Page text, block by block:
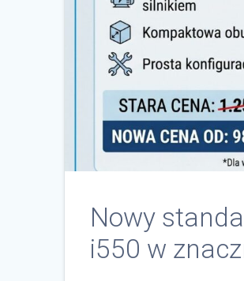
Nowy
i550 w